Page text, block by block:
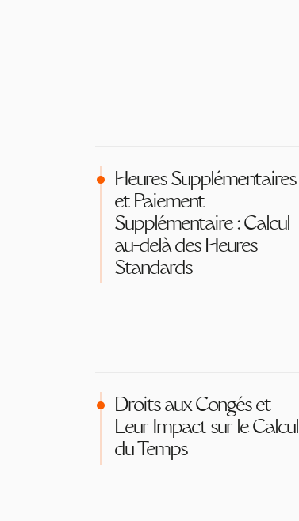
Heures Supplémentaires
et Paiement
Supplémentaire : Calcul
au-delà des Heures
Standards
Droits aux Congés et
Leur Impact sur le Calcul
du Temps